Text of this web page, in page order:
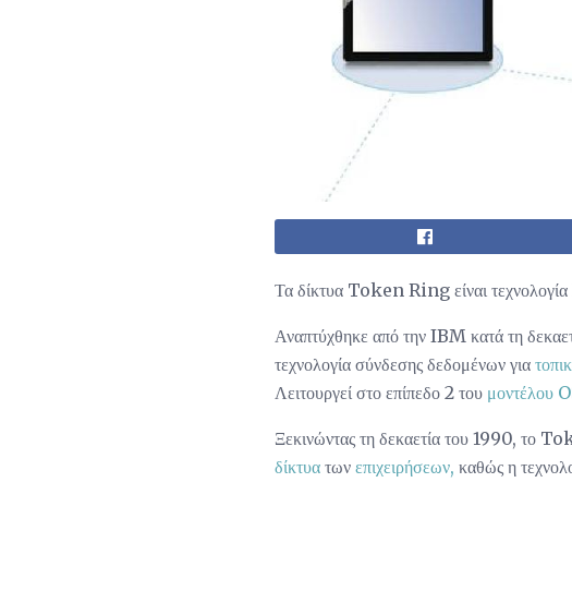
Τα δίκτυα Token Ring είναι
Αναπτύχθηκε από την IBM κατά τη
τεχνολογία σύνδεσης δεδομένων για
Λειτουργεί στο επίπεδο 2 του μοντέλου
Ξεκινώντας τη δεκαετία του 1990, το
δίκτυα των επιχειρήσεων, καθώς η